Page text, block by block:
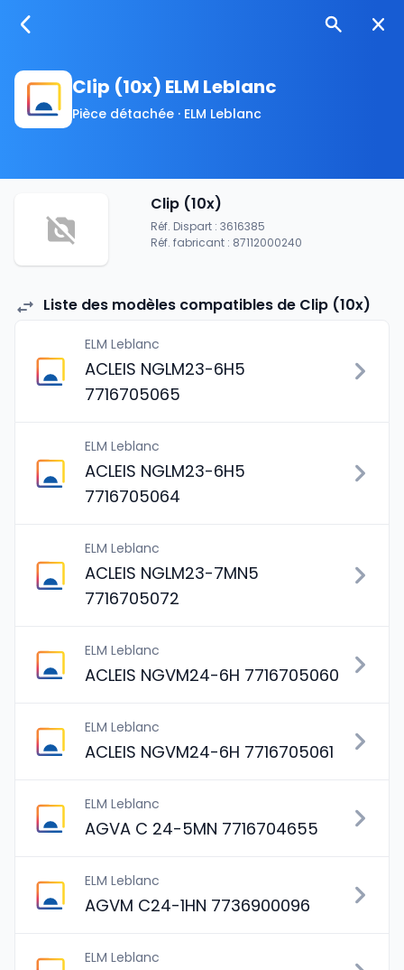
Clip (10x) ELM Leblanc
Pièce détachée · ELM Leblanc
Clip (10x)
Réf. Dispart : 3616385
Réf. fabricant : 87112000240
Liste des modèles compatibles de Clip (10x)
ELM Leblanc
ACLEIS NGLM23-6H5
7716705065
ELM Leblanc
ACLEIS NGLM23-6H5
7716705064
ELM Leblanc
ACLEIS NGLM23-7MN5
7716705072
ELM Leblanc
ACLEIS NGVM24-6H 7716705060
ELM Leblanc
ACLEIS NGVM24-6H 7716705061
ELM Leblanc
AGVA C 24-5MN 7716704655
ELM Leblanc
AGVM C24-1HN 7736900096
ELM Leblanc